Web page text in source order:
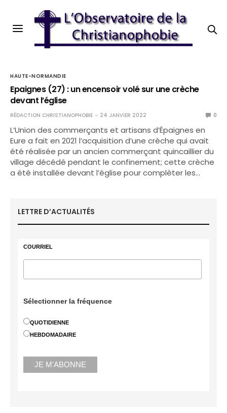
HAUTE-NORMANDIE
Epaignes (27) : un encensoir volé sur une crèche
devant l’église
RÉDACTION CHRISTIANOPHOBIE 24 JANVIER 2022 0
L’Union des commerçants et artisans d’Épaignes en
Eure a fait en 2021 l’acquisition d’une crèche qui avait
été réalisée par un ancien commerçant quincaillier du
village décédé pendant le confinement; cette crèche
a été installée devant l’église pour complèter les…
LETTRE D’ACTUALITÉS
COURRIEL
Sélectionner la fréquence
QUOTIDIENNE
HEBDOMADAIRE